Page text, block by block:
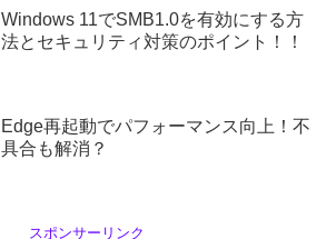
Windows 11でSMB1.0を有効にする方
法とセキュリティ対策のポイント！！
Edge再起動でパフォーマンス向上！不
具合も解消？
スポンサーリンク